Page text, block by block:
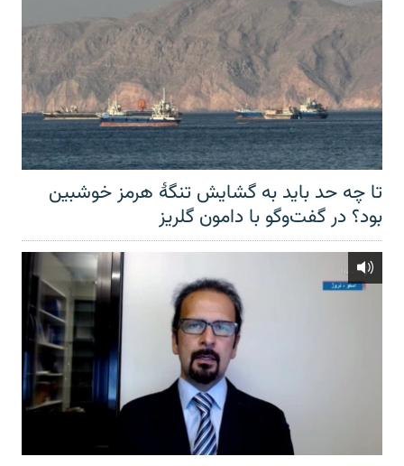
تا چه حد باید به گشایش تنگهٔ هرمز خوشبین
بود؟ در گفت‌وگو با دامون گلریز